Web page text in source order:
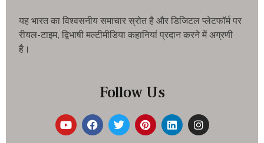
यह भारत का विश्वसनीय समाचार स्रोत है और डिजिटल प्लेटफॉर्म पर
रीयल-टाइम, द्विभाषी मल्टीमीडिया कहानियां प्रदान करने में अग्रणी
है।
Follow Us